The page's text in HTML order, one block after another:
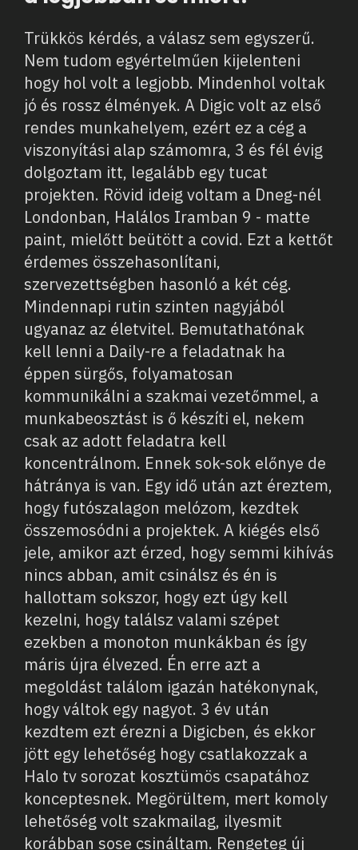
Trükkös kérdés, a válasz sem egyszerű.
Nem tudom egyértelműen kijelenteni
hogy hol volt a legjobb. Mindenhol voltak
jó és rossz élmények. A Digic volt az első
rendes munkahelyem, ezért ez a cég a
viszonyítási alap számomra, 3 és fél évig
dolgoztam itt, legalább egy tucat
projekten. Rövid ideig voltam a Dneg-nél
Londonban, Halálos Iramban 9 - matte
paint, mielőtt beütött a covid. Ezt a kettőt
érdemes összehasonlítani,
szervezettségben hasonló a két cég.
Mindennapi rutin szinten nagyjából
ugyanaz az életvitel. Bemutathatónak
kell lenni a Daily-re a feladatnak ha
éppen sürgős, folyamatosan
kommunikálni a szakmai vezetőmmel, a
munkabeosztást is ő készíti el, nekem
csak az adott feladatra kell
koncentrálnom. Ennek sok-sok előnye de
hátránya is van. Egy idő után azt éreztem,
hogy futószalagon melózom, kezdtek
összemosódni a projektek. A kiégés első
jele, amikor azt érzed, hogy semmi kihívás
nincs abban, amit csinálsz és én is
hallottam sokszor, hogy ezt úgy kell
kezelni, hogy találsz valami szépet
ezekben a monoton munkákban és így
máris újra élvezed. Én erre azt a
megoldást találom igazán hatékonynak,
hogy váltok egy nagyot. 3 év után
kezdtem ezt érezni a Digicben, és ekkor
jött egy lehetőség hogy csatlakozzak a
Halo tv sorozat kosztümös csapatához
konceptesnek. Megörültem, mert komoly
lehetőség volt szakmailag, ilyesmit
korábban sose csináltam. Rengeteg új